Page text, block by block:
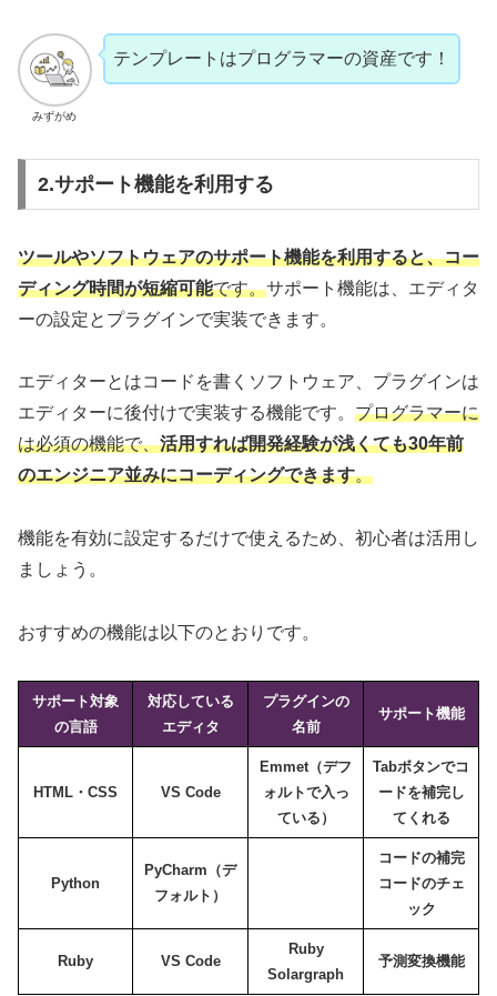
みずがめ
テンプレートはプログラマーの資産です！
2.サポート機能を利用する
ツールやソフトウェアのサポート機能を利用すると、コー
ディング時間が短縮可能です。サポート機能は、エディタ
ーの設定とプラグインで実装できます。
エディターとはコードを書くソフトウェア、プラグインは
エディターに後付けで実装する機能です。 プログラマーに
は必須の機能で、活用すれば開発経験が浅くても30年前
のエンジニア並みにコーディングできます。
機能を有効に設定するだけで使えるため、初心者は活用し
ましょう。
おすすめの機能は以下のとおりです。
サポート対象
の言語
対応している
エディタ
プラグインの
名前
サポート機能
HTML・CSS VS Code
Emmet（デフ
ォルトで入っ
ている）
Tabボタンでコ
ードを補完し
てくれる
Python
PyCharm（デ
フォルト）
コードの補完
コードのチェ
ック
Ruby VS Code
Ruby
Solargraph
予測変換機能